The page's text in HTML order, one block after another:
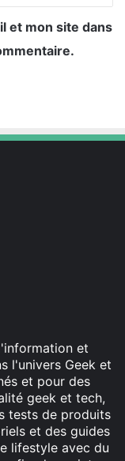
et mon site dans
et
l'univers Geek et
et pour des
geek et tech,
tests de produits
et des guides
lifestyle avec du